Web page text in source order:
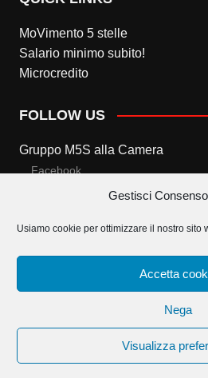
Gestisci
Usiamo cookie per ottimizzare il nostro sito
Accetta
Nega
Visualizza
MoVimento 5 stelle
Salario minimo subito!
Microcredito
FOLLOW US
Gruppo M5S alla Camera
Facebook
Twitter